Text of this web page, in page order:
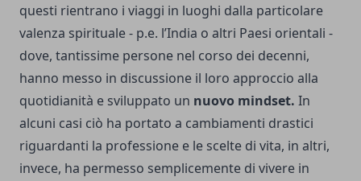
questi rientrano i viaggi in luoghi dalla particolare
valenza spirituale - p.e. l’India o altri Paesi orientali -
dove, tantissime persone nel corso dei decenni,
hanno messo in discussione il loro approccio alla
quotidianità e sviluppato un nuovo mindset. In
alcuni casi ciò ha portato a cambiamenti drastici
riguardanti la professione e le scelte di vita, in altri,
invece, ha permesso semplicemente di vivere in